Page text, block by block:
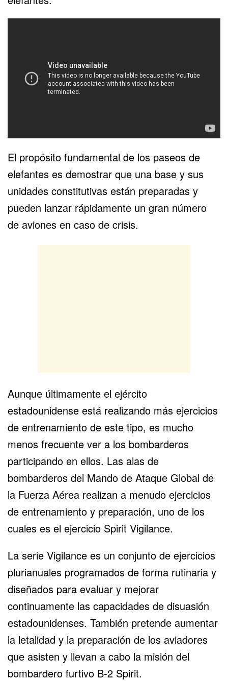
El propósito fundamental de los paseos de
elefantes es demostrar que una base y sus
unidades constitutivas están preparadas y
pueden lanzar rápidamente un gran número
de aviones en caso de crisis.
Aunque últimamente el ejército
estadounidense está realizando más ejercicios
de entrenamiento de este tipo, es mucho
menos frecuente ver a los bombarderos
participando en ellos. Las alas de
bombarderos del Mando de Ataque Global de
la Fuerza Aérea realizan a menudo ejercicios
de entrenamiento y preparación, uno de los
cuales es el ejercicio Spirit Vigilance.
La serie Vigilance es un conjunto de ejercicios
plurianuales programados de forma rutinaria y
diseñados para evaluar y mejorar
continuamente las capacidades de disuasión
estadounidenses. También pretende aumentar
la letalidad y la preparación de los aviadores
que asisten y llevan a cabo la misión del
bombardero furtivo B-2 Spirit.